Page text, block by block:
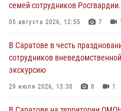
семей сотрудников Росгвардии.
05 августа 2026, 12:55 7 1
В Саратове в честь
сотрудников
экскурсию
29 июля 2026, 13:30 8 1